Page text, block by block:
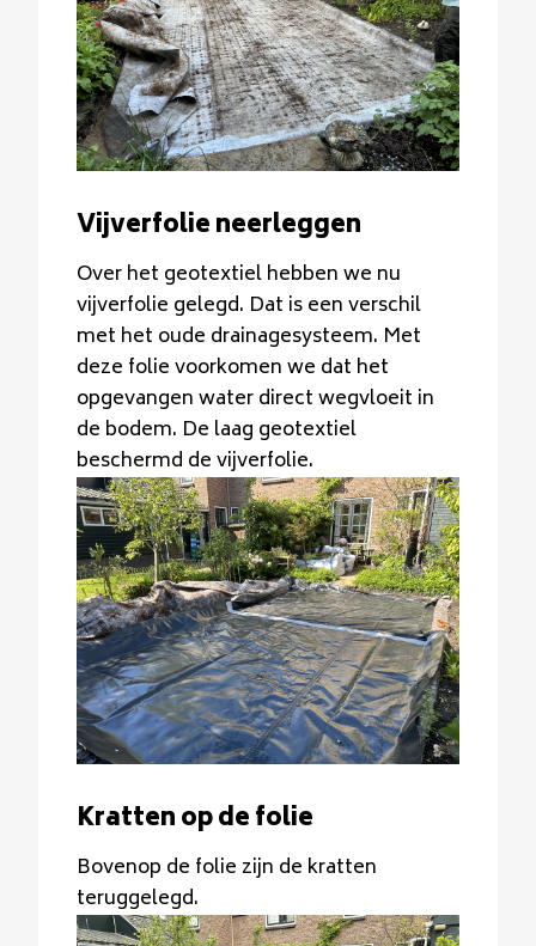
Vijverfolie neerleggen
Over het geotextiel hebben we nu
vijverfolie gelegd. Dat is een verschil
met het oude drainagesysteem. Met
deze folie voorkomen we dat het
opgevangen water direct wegvloeit in
de bodem. De laag geotextiel
beschermd de vijverfolie.
Kratten op de folie
Bovenop de folie zijn de kratten
teruggelegd.